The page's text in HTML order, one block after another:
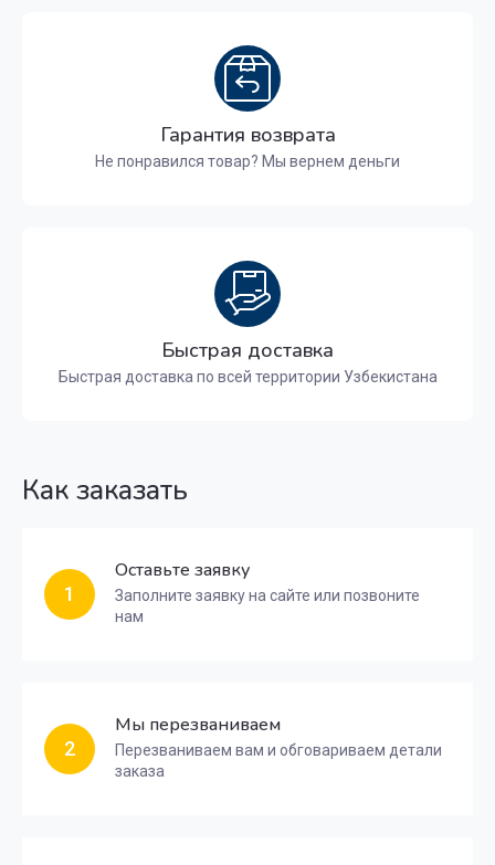
Гарантия возврата
Не понравился товар? Мы вернем деньги
Быстрая доставка
Быстрая доставка по всей территории Узбекистана
Как заказать
1
Оставьте заявку
Заполните заявку на сайте или позвоните
нам
2
Мы перезваниваем
Перезваниваем вам и обговариваем детали
заказа